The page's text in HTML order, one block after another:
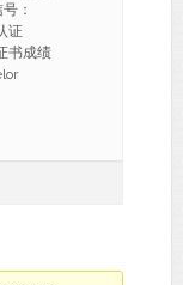
：
证
书成绩